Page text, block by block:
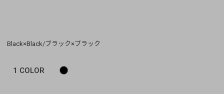
Black×Black/ブラック×ブラック
1 COLOR